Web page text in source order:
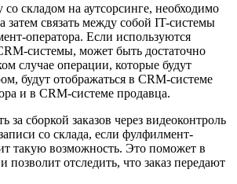
со складом на аутсорсинге, необходимо
затем связать между собой IT-системы
оператора. Если используются
системы, может быть достаточно
случае операции, которые будут
будут отображаться в CRM-системе
и в CRM-системе продавца.
за сборкой заказов через видеоконтроль
со склада, если фулфилмент-
такую возможность. Это поможет в
позволит отследить, что заказ передают